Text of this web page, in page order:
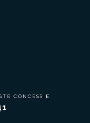
CONCESSIE